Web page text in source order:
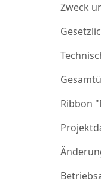
Zweck
Ribbon